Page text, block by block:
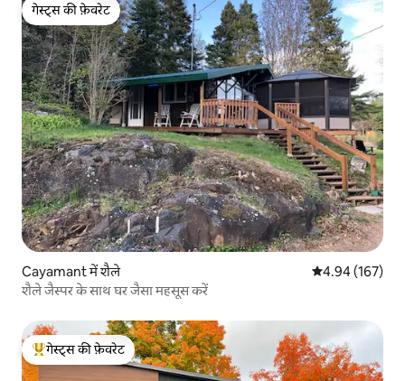
गेस्ट्स की फ़ेवरेट
गेस्ट्स की फ़ेवरेट
Cayamant में शैले औसत रेटिंग 5 में से
4.94 (167)
शैले जैस्पर के साथ घर जैसा महसूस करें
गेस्ट्स का टॉप फ़ेवरेट
गेस्ट्स की फ़ेवरेट